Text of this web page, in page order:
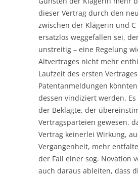
dieser Vertrag durch den
zwischen der Klägerin und C
ersatzlos weggefallen sei,
unstreitig – eine Regelung
Altvertrages nicht mehr
Laufzeit des ersten
Patentanmeldungen
dessen vindiziert werden.
der Beklagte, der
Vertragsparteien gewesen,
Vertrag keinerlei Wirkung,
Vergangenheit, mehr
der Fall einer sog. Novation
auch daraus ableiten, dass